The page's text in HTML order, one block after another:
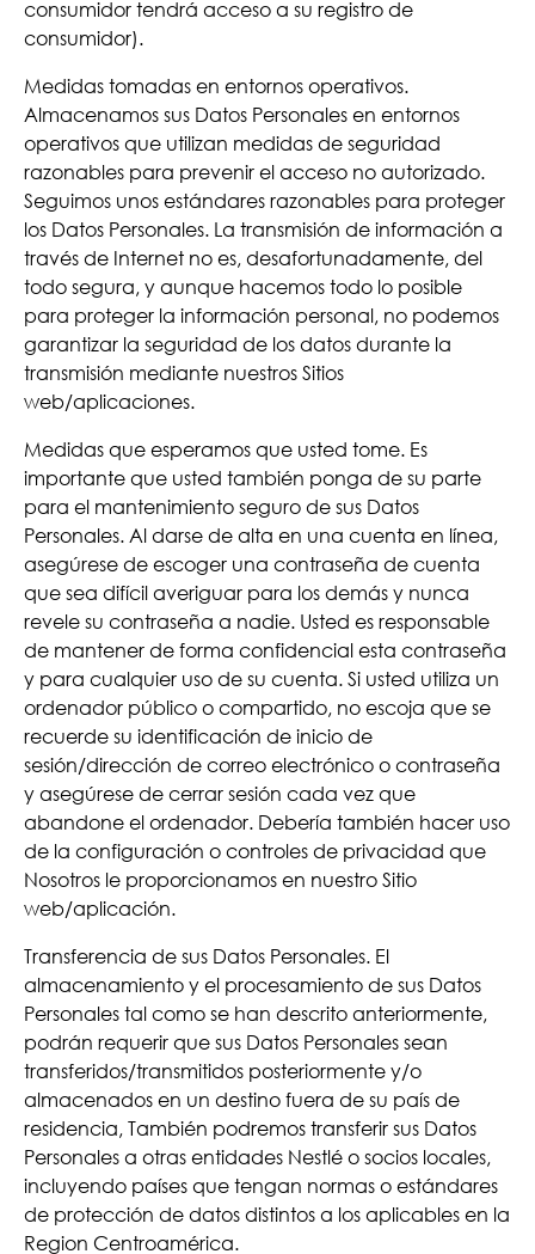
consumidor tendrá acceso a su registro de
consumidor).
Medidas tomadas en entornos operativos.
Almacenamos sus Datos Personales en entornos
operativos que utilizan medidas de seguridad
razonables para prevenir el acceso no autorizado.
Seguimos unos estándares razonables para proteger
los Datos Personales. La transmisión de información a
través de Internet no es, desafortunadamente, del
todo segura, y aunque hacemos todo lo posible
para proteger la información personal, no podemos
garantizar la seguridad de los datos durante la
transmisión mediante nuestros Sitios
web/aplicaciones.
Medidas que esperamos que usted tome. Es
importante que usted también ponga de su parte
para el mantenimiento seguro de sus Datos
Personales. Al darse de alta en una cuenta en línea,
asegúrese de escoger una contraseña de cuenta
que sea difícil averiguar para los demás y nunca
revele su contraseña a nadie. Usted es responsable
de mantener de forma confidencial esta contraseña
y para cualquier uso de su cuenta. Si usted utiliza un
ordenador público o compartido, no escoja que se
recuerde su identificación de inicio de
sesión/dirección de correo electrónico o contraseña
y asegúrese de cerrar sesión cada vez que
abandone el ordenador. Debería también hacer uso
de la configuración o controles de privacidad que
Nosotros le proporcionamos en nuestro Sitio
web/aplicación.
Transferencia de sus Datos Personales. El
almacenamiento y el procesamiento de sus Datos
Personales tal como se han descrito anteriormente,
podrán requerir que sus Datos Personales sean
transferidos/transmitidos posteriormente y/o
almacenados en un destino fuera de su país de
residencia, También podremos transferir sus Datos
Personales a otras entidades Nestlé o socios locales,
incluyendo países que tengan normas o estándares
de protección de datos distintos a los aplicables en la
Region Centroamérica.